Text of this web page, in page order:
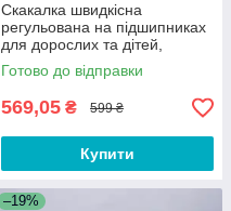
Скакалка швидкісна
регульована на підшипниках
для дорослих та дітей,
фітнесу, кросфіту, схуднення,
спорту 5С
Готово до відправки
569,05 ₴ 599 ₴
Купити
–19%